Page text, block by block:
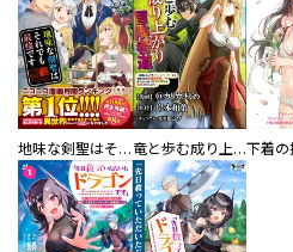
地味な剣聖はそれでも最強です（コミック） 竜と歩む成り上がり冒険者道 ～用済みとしてSランクパーティから追放された回復魔術師、捨てられた先で最強の神竜を復活させてしまう～ コミック版 （分冊版）下着の